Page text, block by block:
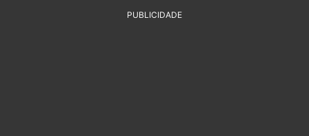
PUBLICIDADE